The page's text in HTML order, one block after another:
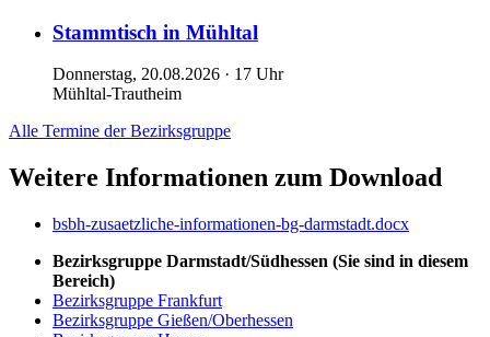
Stammtisch in Mühltal
Donnerstag, 20.08.2026 · 17 Uhr
Mühltal-Trautheim
Alle Termine der Bezirksgruppe
Weitere Informationen zum Download
bsbh-zusaetzliche-informationen-bg-darmstadt.docx
Bezirksgruppe Darmstadt/Südhessen (Sie sind in diesem
Bereich)
Bezirksgruppe Frankfurt
Bezirksgruppe Gießen/Oberhessen